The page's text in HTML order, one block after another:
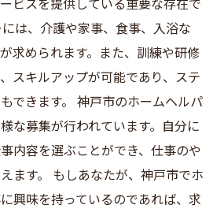
ビスを提供している重要な存在で
は、介護や家事、食事、入浴な
求められます。また、訓練や研修
スキルアップが可能であり、ステ
できます。 神戸市のホームヘルパ
な募集が行われています。自分に
内容を選ぶことができ、仕事のや
ます。 もしあなたが、神戸市でホ
興味を持っているのであれば、求